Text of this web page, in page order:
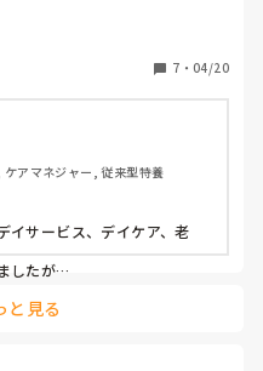
、子供にやってあげる側！！
何してる？ゲーム？漫画？プ
！！と言う概念かな？大人の
司屋？フレンチ？
ントって？本当に何？
、もらったり。
ょ？
いけど、楽しい！！って思
？、と思います。
！！って、ならないよね？
見があります。
に歌や劇などの出し物を考
などやっていました。私も
も良くなった要因のひとつ
いことも分かります。
い出し物なら、いっそのこ
した方が良いですよね
外部に依頼したケースって
7 ・ 04/20
アマネジャー, 従来型特養
イサービス、デイケア、老
したが
するようになりました
と見る